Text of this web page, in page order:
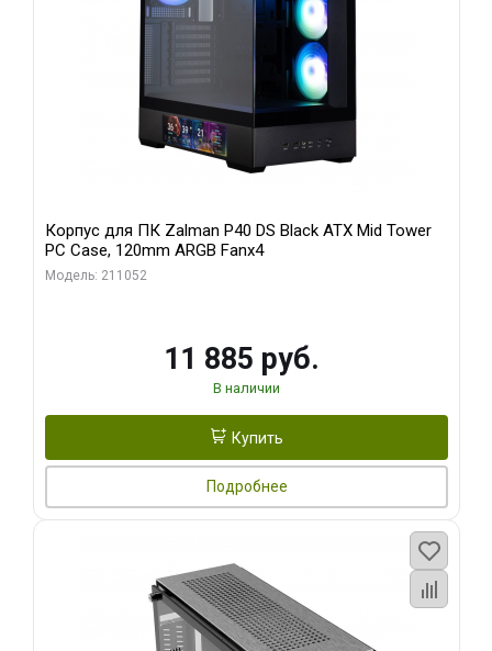
Корпус для ПК Zalman P40 DS Black ATX Mid Tower
PC Case, 120mm ARGB Fanx4
Модель: 211052
11 885 руб.
В наличии
Купить
Подробнее